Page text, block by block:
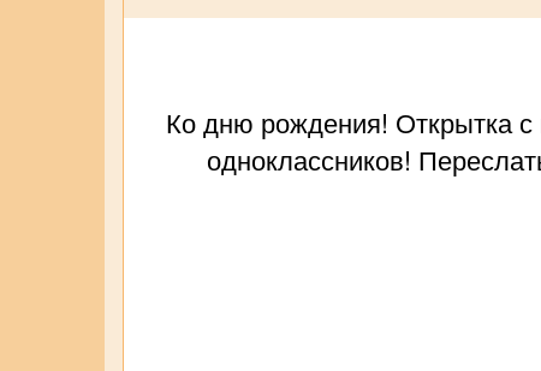
Ко дню рождения! Открытка
одноклассников!